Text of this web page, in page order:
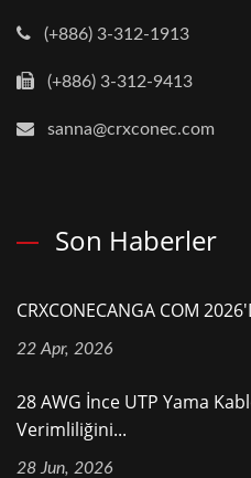
(+886) 3-312-1913
(+886) 3-312-9413
sanna@crxconec.com
Son Haberler
CRXCONECANGA COM
22 Apr, 2026
28 AWG İnce UTP Yama
Verimliliğini...
28 Jun, 2026